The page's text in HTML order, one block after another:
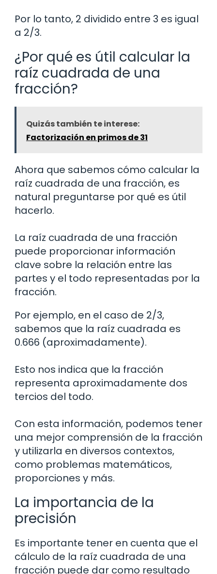
Por lo tanto, 2 dividido entre 3 es igual
a 2/3.
¿Por qué es útil calcular la
raíz cuadrada de una
fracción?
Quizás también te interese:
Factorización en primos de 31
Ahora que sabemos cómo calcular la
raíz cuadrada de una fracción, es
natural preguntarse por qué es útil
hacerlo.
La raíz cuadrada de una fracción
puede proporcionar información
clave sobre la relación entre las
partes y el todo representadas por la
fracción.
Por ejemplo, en el caso de 2/3,
sabemos que la raíz cuadrada es
0.666 (aproximadamente).
Esto nos indica que la fracción
representa aproximadamente dos
tercios del todo.
Con esta información, podemos tener
una mejor comprensión de la fracción
y utilizarla en diversos contextos,
como problemas matemáticos,
proporciones y más.
La importancia de la
precisión
Es importante tener en cuenta que el
cálculo de la raíz cuadrada de una
fracción puede dar como resultado